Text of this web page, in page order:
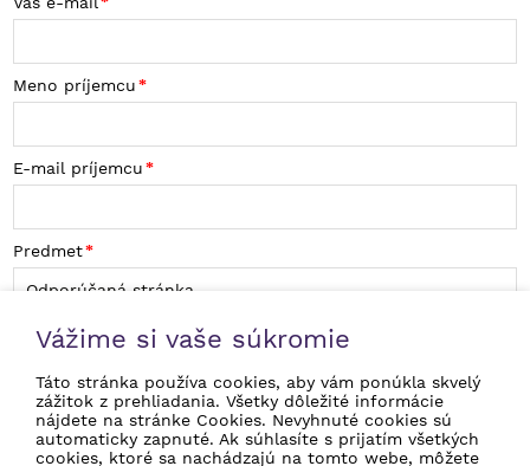
Meno príjemcu
E-mail príjemcu
Predmet
Správa
Vážime si vaše súkromie
Táto stránka používa cookies, aby vám ponúkla skvelý
zážitok z prehliadania. Všetky dôležité informácie
nájdete na stránke Cookies. Nevyhnuté cookies sú
automaticky zapnuté. Ak súhlasíte s prijatím všetkých
cookies, ktoré sa nachádzajú na tomto webe, môžete